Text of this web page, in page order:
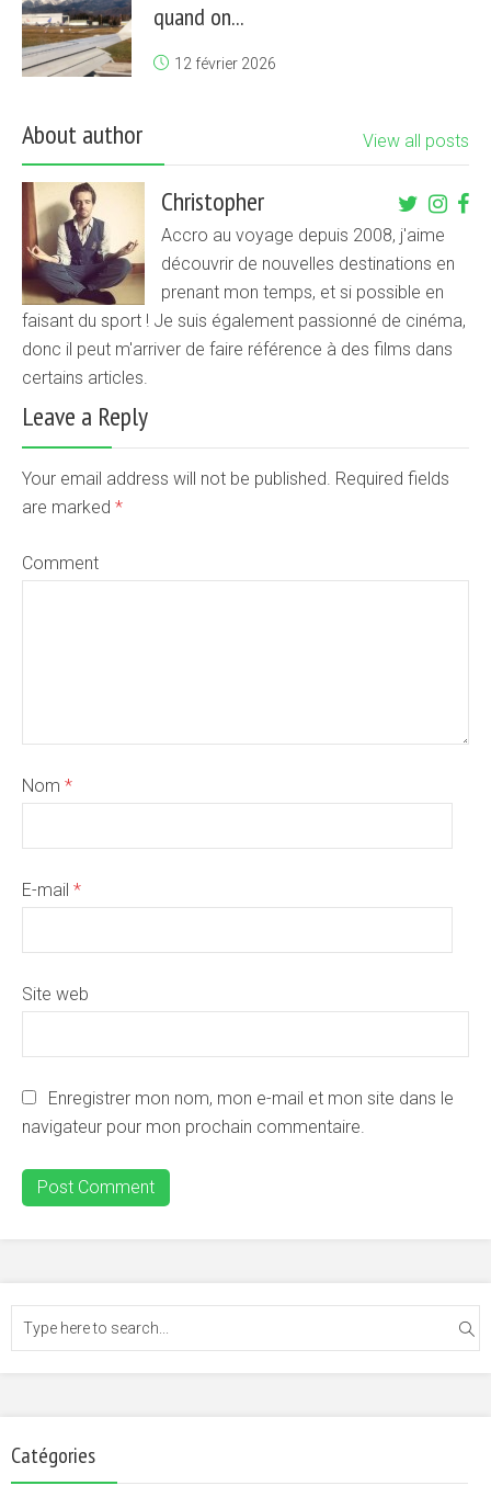
quand on...
12 février 2026
About author View all posts
Christopher
Accro au voyage depuis 2008, j'aime
découvrir de nouvelles destinations en
prenant mon temps, et si possible en
faisant du sport ! Je suis également passionné de cinéma,
donc il peut m'arriver de faire référence à des films dans
certains articles.
Leave a Reply
Your email address will not be published. Required fields
are marked *
Comment
Nom *
E-mail *
Site web
Enregistrer mon nom, mon e-mail et mon site dans le
navigateur pour mon prochain commentaire.
Catégories